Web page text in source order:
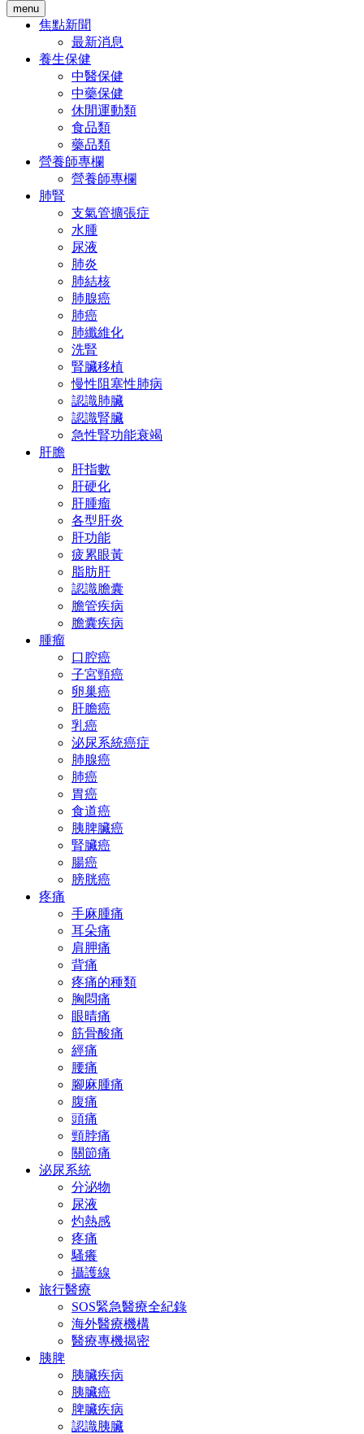
menu
焦點新聞
最新消息
養生保健
中醫保健
中藥保健
休閒運動類
食品類
藥品類
營養師專欄
營養師專欄
肺腎
支氣管擴張症
水腫
尿液
肺炎
肺結核
肺腺癌
肺癌
肺纖維化
洗腎
腎臟移植
慢性阻塞性肺病
認識肺臟
認識腎臟
急性腎功能衰竭
肝膽
肝指數
肝硬化
肝腫瘤
各型肝炎
肝功能
疲累眼黃
脂肪肝
認識膽囊
膽管疾病
膽囊疾病
腫瘤
口腔癌
子宮頸癌
卵巢癌
肝膽癌
乳癌
泌尿系統癌症
肺腺癌
肺癌
胃癌
食道癌
胰脾臟癌
腎臟癌
腸癌
膀胱癌
疼痛
手麻腫痛
耳朵痛
肩胛痛
背痛
疼痛的種類
胸悶痛
眼晴痛
筋骨酸痛
經痛
腰痛
腳麻腫痛
腹痛
頭痛
頸脖痛
關節痛
泌尿系統
分泌物
尿液
灼熱感
疼痛
騷癢
攝護線
旅行醫療
SOS緊急醫療全紀錄
海外醫療機構
醫療專機揭密
胰脾
胰臟疾病
胰臟癌
脾臟疾病
認識胰臟